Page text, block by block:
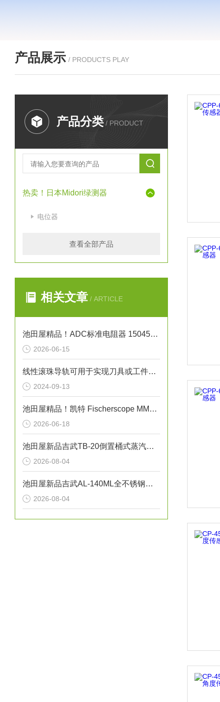
产品展示 / PRODUCTS PLAY
产品分类 / PRODUCT
热卖！日本Midori绿测器
电位器
查看全部产品
相关文章 / ARTICLE
池田屋精品！ADC标准电阻器 15045系列 参数介绍
2026-06-15
线性滚珠导轨可用于实现刀具或工件的精确直线运动
2024-09-13
池田屋精品！凯特 Fischerscope MMS PC2 多系统薄膜厚度计 参数介绍
2026-06-18
池田屋新品吉武TB-20倒置桶式蒸汽疏水阀正式发布
2026-08-04
池田屋新品吉武AL-140ML全不锈钢杠杆式安全泄压阀正式发布
2026-08-04